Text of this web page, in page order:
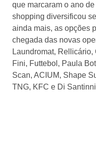
que marcaram o ano
shopping diversificou
ainda mais, as opções
chegada das novas
Laundromat,
Fini, Futtebol, Paula
Scan, ACIUM, Shape
TNG, KFC e Di